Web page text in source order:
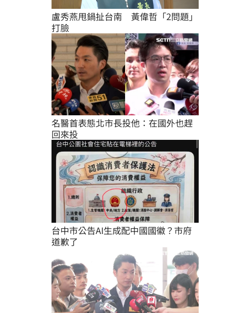
盧秀燕甩鍋扯台南　黃偉哲「2問題」
打臉
名醫首表態北市長投他：在國外也趕
回來投
台中市公告AI生成配中國國徽？市府
道歉了